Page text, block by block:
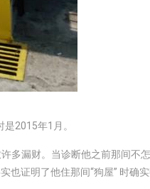
2015年1月。
多漏财。当诊断他之前那间不
也证明了他住那间“狗屋” 时确实